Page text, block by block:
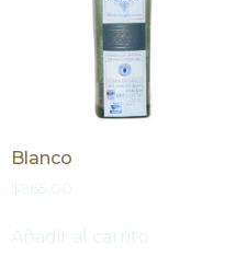
Blanco
$965.00
Añadir al carrito